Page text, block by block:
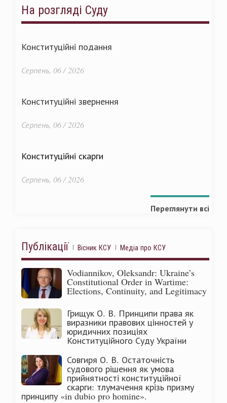
На розгляді Суду
Конституційні подання
Серпень, 06 / 2026
Конституційні звернення
Серпень, 06 / 2026
Конституційні скарги
Серпень, 06 / 2026
Переглянути всі
Публікації Вісник КСУ Медіа про КСУ
Vodiannikov, Oleksandr: Ukraine’s
Constitutional Order in Wartime:
Elections, Continuity, and Legitimacy
Грищук О. В. Принципи права як
виразники правових цінностей у
юридичних позиціях
Конституційного Суду України
Совгиря О. В. Остаточність
судового рішення як умова
прийнятності конституційної
скарги: тлумачення крізь призму
принципу «in dubio pro homine».